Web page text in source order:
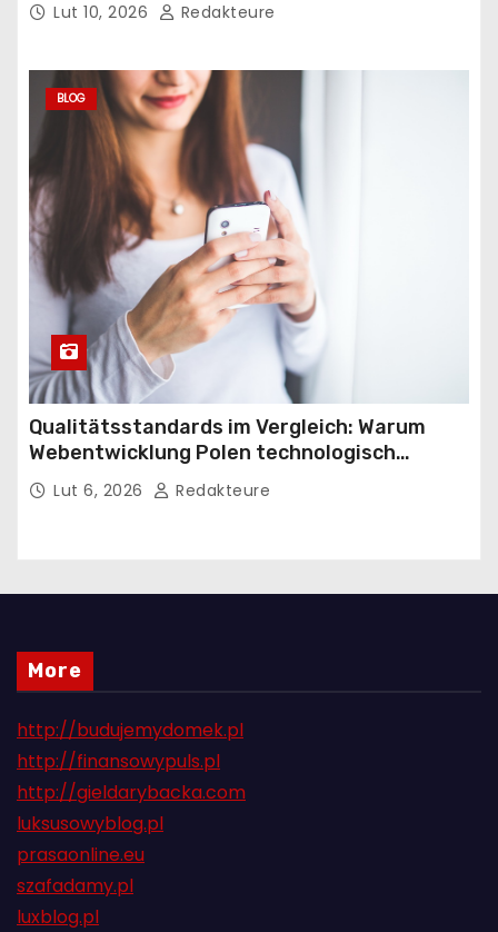
Lut 10, 2026 Redakteure
BLOG
Qualitätsstandards im Vergleich: Warum
Webentwicklung Polen technologisch
führend in Europa ist
Lut 6, 2026 Redakteure
More
http://budujemydomek.pl
http://finansowypuls.pl
http://gieldarybacka.com
luksusowyblog.pl
prasaonline.eu
szafadamy.pl
luxblog.pl